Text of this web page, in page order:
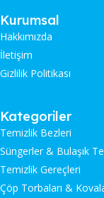
Kurumsal
Hakkımızda
İletişim
Gizlilik Politikası
Kategoriler
Temizlik Bezleri
Süngerler & Bulaşık
Temizlik Gereçleri
Çöp Torbaları &